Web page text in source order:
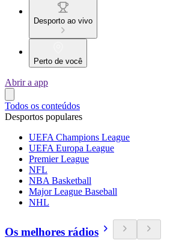
Desporto ao vivo
Perto de você
Abrir a app
Todos os conteúdos
Desportos populares
UEFA Champions League
UEFA Europa League
Premier League
NFL
NBA Basketball
Major League Baseball
NHL
Os melhores rádios